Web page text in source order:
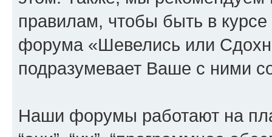
правилам, чтобы быть в
форума «Шевелись или
подразумевает Ваше с ними
Наши форумы работают на